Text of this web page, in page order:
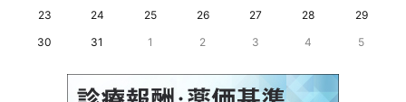
23
24 25 26 27 28
29
30
31 1 2 3 4 5